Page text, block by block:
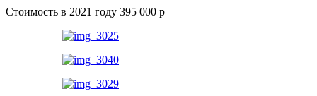
Стоимость в 2021 году 395 000 р